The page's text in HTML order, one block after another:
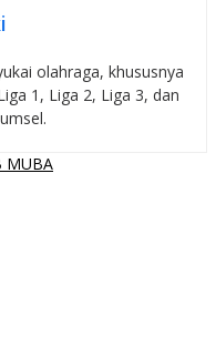
olahraga, khususnya
1, Liga 2, Liga 3, dan
MUBA